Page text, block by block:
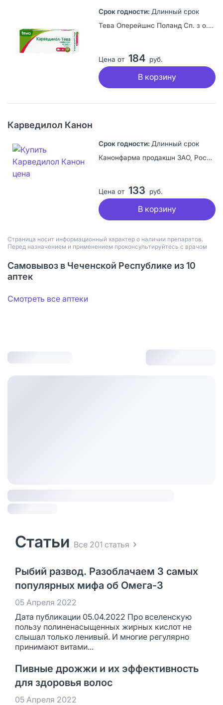
Длинный срок
Тева Оперейшнс Поланд Сп. з о.о., Польша
Цена от 184 руб.
В корзину
Карведилол Канон
Длинный срок
Канонфарма продакшн ЗАО, Россия
Цена от 133 руб.
В корзину
Страница носит информационный характер о наличии препаратов.
Перед назначением и применением проконсультируйтесь с врачом
Самовывоз в Чеченской Республике из 10
аптек
Смотреть все аптеки
Статьи Все 201 статья
Рыбий развод. Разоблачаем 3 самых
популярных мифа об Омега-3
05 Апреля 2022
Дата публикации 05.04.2022 Про вселенскую
пользу полиненасыщенных жирных кислот не
слышал только ленивый. И многие регулярно
принимают витами...
Пивные дрожжи и их эффективность
для здоровья волос
05 Апреля 2022